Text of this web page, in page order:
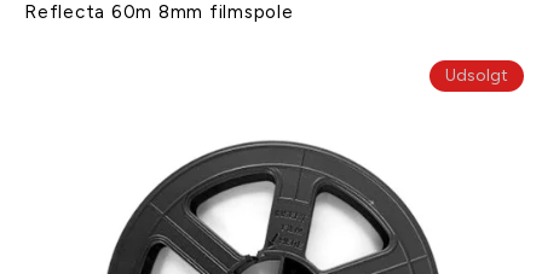
Reflecta 60m 8mm filmspole
Udsolgt